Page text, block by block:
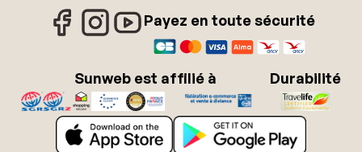
Payez en toute sécurité
Sunweb est affilié à Durabilité